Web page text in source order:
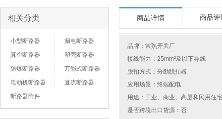
相关分类
小型断路器
漏电断路器
真空断路器
塑壳断路器
防爆断路器
万能式断路器
电动机断路器
直流断路器
断路器附件
商品详情 商品评
品牌： 常熟开关厂
接线能力：25mm²及以下导线
脱扣方式：分励脱扣器
应用场景：终端配电
用途：工业、商业、高层和民用住
是否跨境出口货源：否